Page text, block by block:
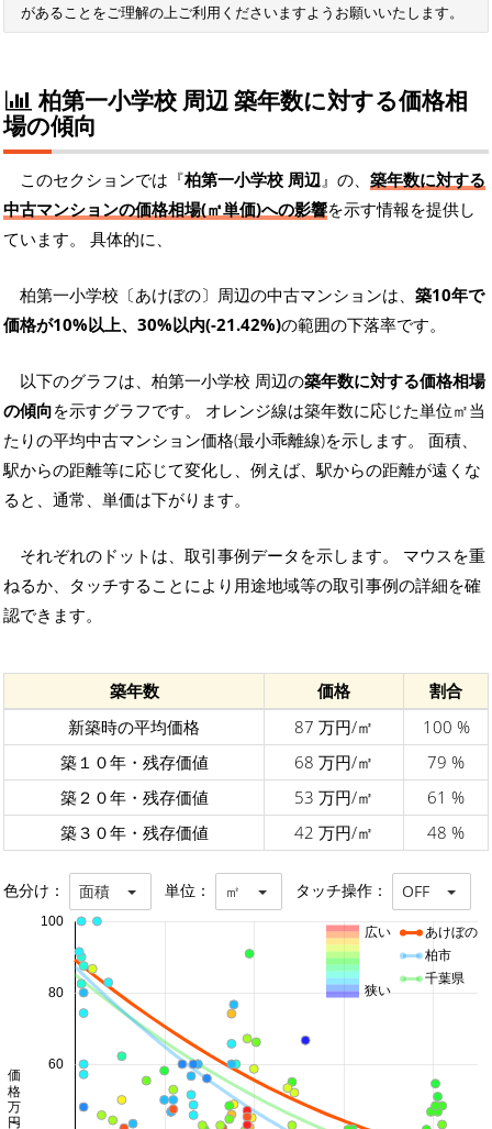
があることをご理解の上ご利用くださいますようお願いいたします。
柏第一小学校 周辺 築年数に対する価格相
場の傾向
このセクションでは『柏第一小学校 周辺』の、 築年数に対する
中古マンションの価格相場(㎡単価)への影響を示す情報を提供し
ています。 具体的に、
柏第一小学校〔あけぼの〕周辺の中古マンションは、 築10年で
価格が10%以上、30%以内(-21.42%)の範囲の下落率です。
以下のグラフは、柏第一小学校 周辺の築年数に対する価格相場
の傾向を示すグラフです。 オレンジ線は築年数に応じた単位㎡当
たりの平均中古マンション価格(最小乖離線)を示します。 面積、
駅からの距離等に応じて変化し、例えば、駅からの距離が遠くな
ると、通常、単価は下がります。
それぞれのドットは、取引事例データを示します。 マウスを重
ねるか、タッチすることにより用途地域等の取引事例の詳細を確
認できます。
築年数 価格
割合
新築時の平均価格
87 万円/㎡
100 %
築１０年・残存価値
68 万円/㎡
79 %
築２０年・残存価値
53 万円/㎡
61 %
築３０年・残存価値
42 万円/㎡ 48 %
色分け： 面積 単位： ㎡ タッチ操作： OFF
60
80
100
価格 万円/㎡
あけぼの
柏市
千葉県
広い
狭い